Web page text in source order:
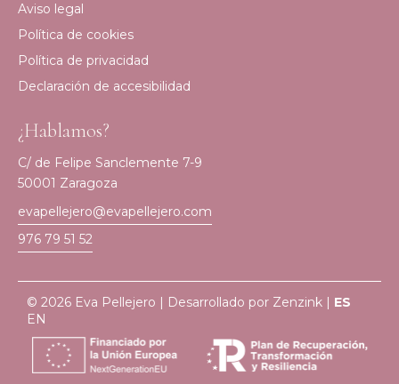
Aviso legal
Política de cookies
Política de privacidad
Declaración de accesibilidad
¿Hablamos?
C/ de Felipe Sanclemente 7-9
50001 Zaragoza
evapellejero@evapellejero.com
976 79 51 52
© 2026 Eva Pellejero | Desarrollado por Zenzink | ES
EN